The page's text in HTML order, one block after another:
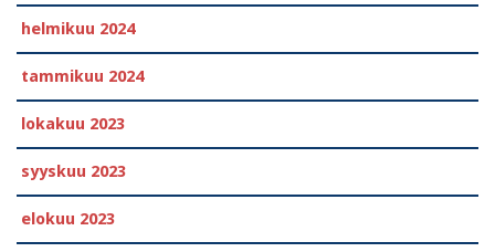
helmikuu 2024
tammikuu 2024
lokakuu 2023
syyskuu 2023
elokuu 2023